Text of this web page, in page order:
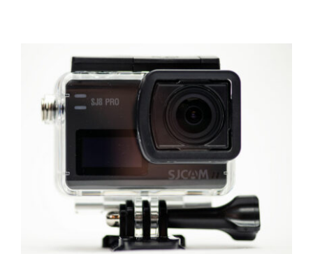
Action Cam SJCAM SJ8 Pro – Kleine
Kamera für Actionaufnahmen